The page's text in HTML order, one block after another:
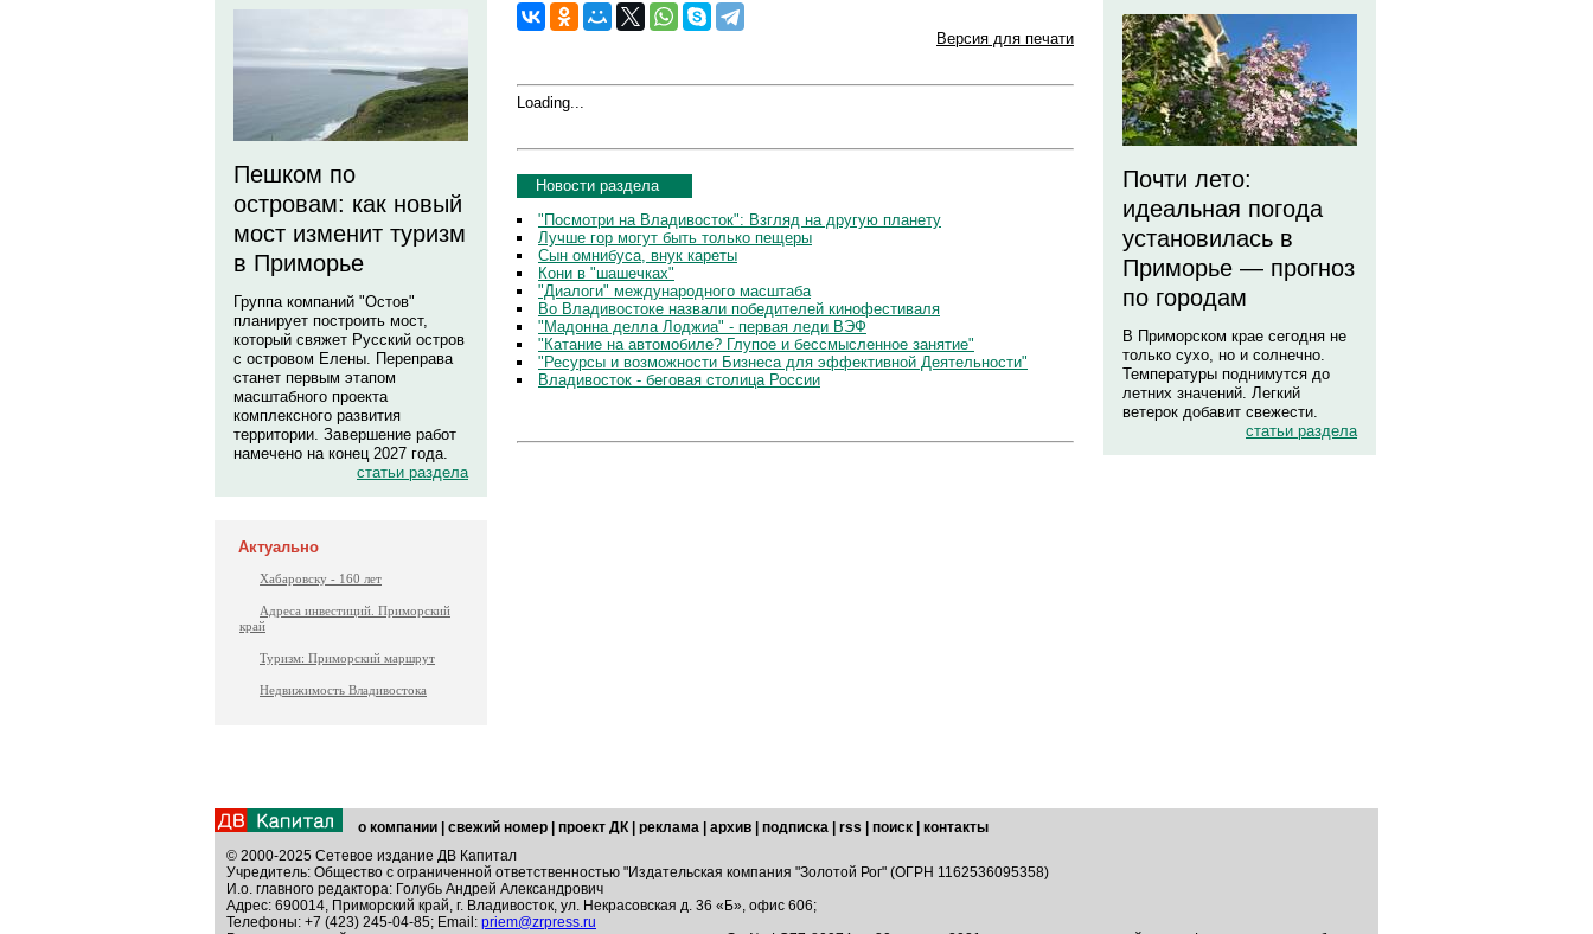
Пешком по
островам: как новый
мост изменит туризм
в Приморье
Группа компаний "Остов"
планирует построить мост,
который свяжет Русский остров
с островом Елены. Переправа
станет первым этапом
масштабного проекта
комплексного развития
территории. Завершение работ
намечено на конец 2027 года.
статьи раздела
Актуально
Хабаровску - 160 лет
Адреса инвестиций. Приморский
край
Туризм: Приморский маршрут
Недвижимость Владивостока
Версия для печати
Loading...
Новости раздела
"Посмотри на Владивосток": Взгляд на другую планету
Лучше гор могут быть только пещеры
Сын омнибуса, внук кареты
Кони в "шашечках"
"Диалоги" международного масштаба
Во Владивостоке назвали победителей кинофестиваля
"Мадонна делла Лоджиа" - первая леди ВЭФ
"Катание на автомобиле? Глупое и бессмысленное занятие"
"Ресурсы и возможности Бизнеса для эффективной Деятельности"
Владивосток - беговая столица России
Почти лето:
идеальная погода
установилась в
Приморье — прогноз
по городам
В Приморском крае сегодня не
только сухо, но и солнечно.
Температуры поднимутся до
летних значений. Легкий
ветерок добавит свежести.
статьи раздела
о компании свежий номер проект ДК реклама архив подписка rss поиск
контакты
© 2000-2025 Сетевое издание ДВ Капитал
Учредитель: Общество с ограниченной ответственностью "Издательская компания "Золотой Рог" (ОГРН 1162536095358)
И.о. главного редактора: Голубь Андрей Александрович
Адрес: 690014, Приморский край, г. Владивосток, ул. Некрасовская д. 36 «Б», офис 606;
Телефоны: +7 (423) 245-04-85; Email: priem@zrpress.ru